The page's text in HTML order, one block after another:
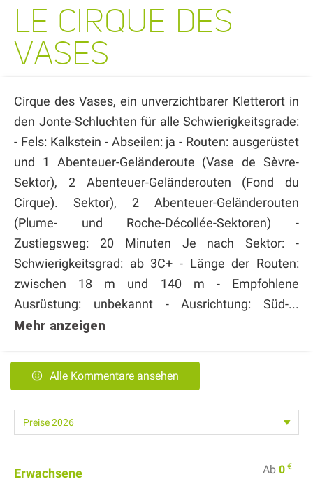
LE CIRQUE DES
VASES
Cirque des Vases, ein unverzichtbarer Kletterort in
den Jonte-Schluchten für alle Schwierigkeitsgrade:
- Fels: Kalkstein - Abseilen: ja - Routen: ausgerüstet
und 1 Abenteuer-Geländeroute (Vase de Sèvre-
Sektor), 2 Abenteuer-Geländerouten (Fond du
Cirque). Sektor), 2 Abenteuer-Geländerouten
(Plume- und Roche-Décollée-Sektoren) -
Zustiegsweg: 20 Minuten Je nach Sektor: -
Schwierigkeitsgrad: ab 3C+ - Länge der Routen:
zwischen 18 m und 140 m - Empfohlene
Ausrüstung: unbekannt - Ausrichtung: Süd-...
Mehr anzeigen
Alle Kommentare ansehen
Erwachsene Ab 0 €